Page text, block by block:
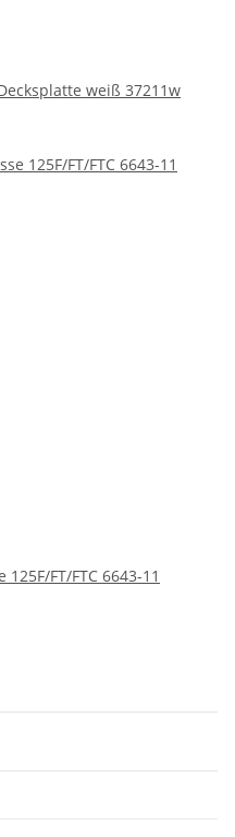
weiß 37211w
FT/FTC 6643-11